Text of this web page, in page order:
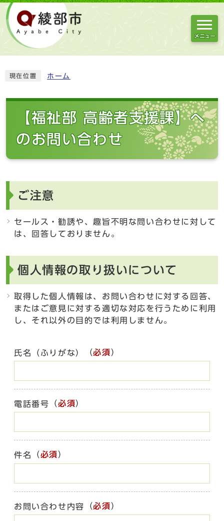
メニュー
現在位置 ホーム
【福祉部 高齢者支援課】へ
のお問い合わせ
ご注意
セールス・勧誘や、趣旨不明な問い合わせに対して
は、回答しておりません。
個人情報の取り扱いについて
取得した個人情報は、お問い合わせに対する回答、
またはご意見に対する適切な対応を行うために利用
し、それ以外の目的では利用しません。
氏名（ふりがな） （必須）
電話番号 （必須）
件名 （必須）
お問い合わせ内容 （必須）